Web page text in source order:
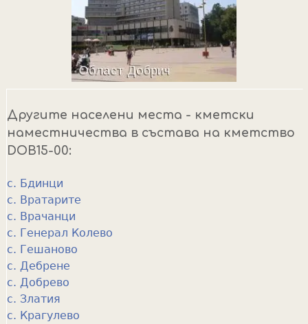
Другите населени места - кметски
наместничества в състава на кметство
DOB15-00:
с. Бдинци
с. Вратарите
с. Врачанци
с. Генерал Колево
с. Гешаново
с. Дебрене
с. Добрево
с. Златия
с. Крагулево